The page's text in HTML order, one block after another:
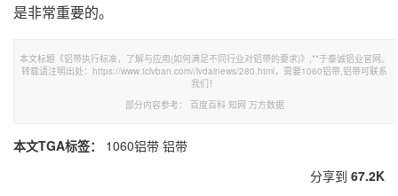
是非常重要的。
本文标题《铝带执行标准，了解与应用(如何满足不同行业对铝带的要求)》,**于泰诚铝业官网。
转载请注明出处：https://www.tclvban.com//lvdainews/280.html，需要1060铝带,铝带可联系
我们！
部分内容参考：
百度百科 知网 万方数据
本文TGA标签： 1060铝带 铝带
分享到 67.2K